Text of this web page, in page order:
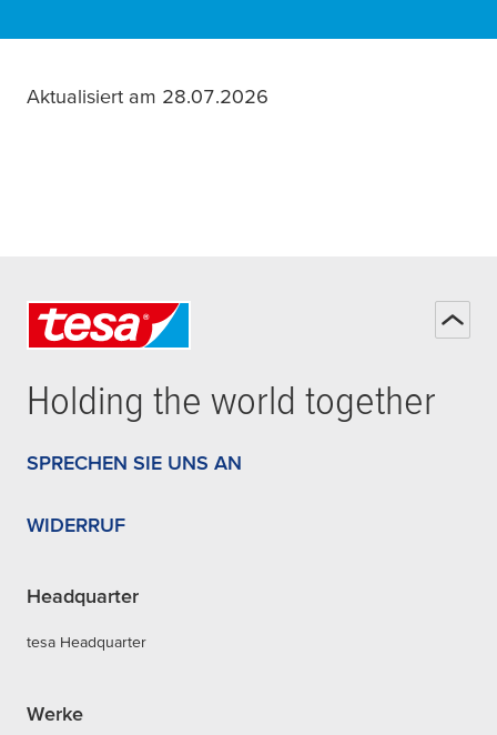
Aktualisiert am 28.07.2026
Holding the world together
SPRECHEN SIE UNS AN
WIDERRUF
Headquarter
tesa Headquarter
Werke